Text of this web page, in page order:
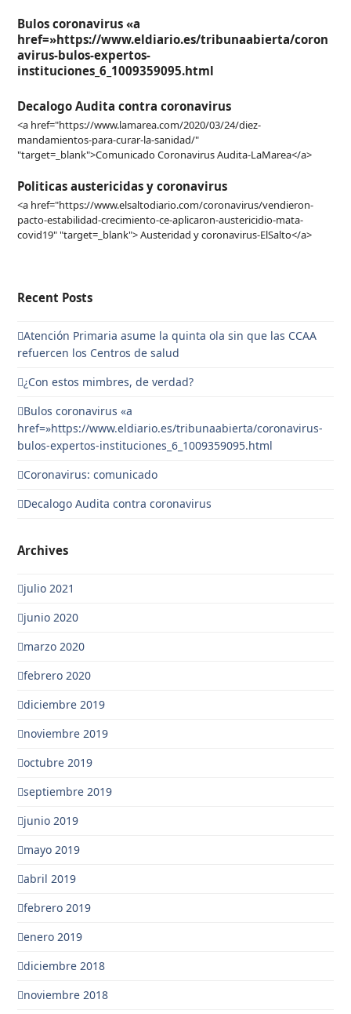
Bulos coronavirus «a
href=»https://www.eldiario.es/tribunaabierta/coron
avirus-bulos-expertos-
instituciones_6_1009359095.html
Decalogo Audita contra coronavirus
<a href="https://www.lamarea.com/2020/03/24/diez-
mandamientos-para-curar-la-sanidad/"
"target=_blank">Comunicado Coronavirus Audita-LaMarea</a>
Politicas austericidas y coronavirus
<a href="https://www.elsaltodiario.com/coronavirus/vendieron-
pacto-estabilidad-crecimiento-ce-aplicaron-austericidio-mata-
covid19" "target=_blank"> Austeridad y coronavirus-ElSalto</a>
Recent Posts
Atención Primaria asume la quinta ola sin que las CCAA
refuercen los Centros de salud
¿Con estos mimbres, de verdad?
Bulos coronavirus «a
href=»https://www.eldiario.es/tribunaabierta/coronavirus-
bulos-expertos-instituciones_6_1009359095.html
Coronavirus: comunicado
Decalogo Audita contra coronavirus
Archives
julio 2021
junio 2020
marzo 2020
febrero 2020
diciembre 2019
noviembre 2019
octubre 2019
septiembre 2019
junio 2019
mayo 2019
abril 2019
febrero 2019
enero 2019
diciembre 2018
noviembre 2018